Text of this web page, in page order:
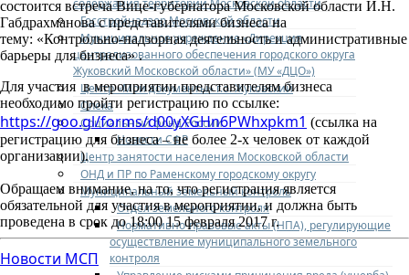
Госстройнадзор Московской области
Муниципальное учреждение «Дирекция
централизованного обеспечения городского округа
Жуковский Московской области» (МУ «ДЦО»)
Центр «Мои документы» г.о. Жуковский
Опека
Социальный фонд России
Новости СФР
Центр занятости населения Московской области
ОНД и ПР по Раменскому городскому округу
Муниципальный земельный контроль
Отдел земельного контроля
Нормативно-правовые акты (НПА), регулирующие
осуществление муниципального земельного
контроля
состоится встреча Вице-губернатора Московской области И.Н.
Габдрахманова с представителями бизнеса на
тему: «Контрольно-надзорная деятельность и административные
барьеры для бизнеса» .
Для участия в мероприятии представителям бизнеса
необходимо пройти регистрацию по ссылке:
https://goo.gl/forms/d00yXGHn6PWhxpkm1 (ссылка на
регистрацию для бизнеса – не более 2-х человек от каждой
организации).
Обращаем внимание, на то, что регистрация является
обязательной для участия в мероприятии, и должна быть
проведена в срок до 18:00 15 февраля 2017 г.
Новости МСП